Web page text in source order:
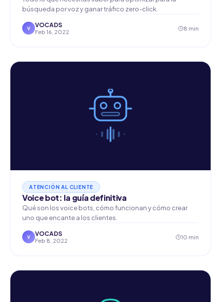
búsqueda por voz y ganar tráfico zero-click.
V VOCADS
Feb 16, 2022
8 min
ATENCIÓN AL CLIENTE
Voice bot: la guía definitiva
Qué son los voice bots, cómo funcionan y cómo crear
uno que encante a los clientes.
V VOCADS
Feb 8, 2022
10 min